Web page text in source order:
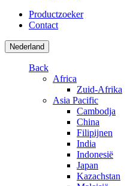
Productzoeker
Contact
Nederland
Back
Africa
Zuid-Afrika
Asia Pacific
Cambodja
China
Filipijnen
India
Indonesië
Japan
Kazachstan